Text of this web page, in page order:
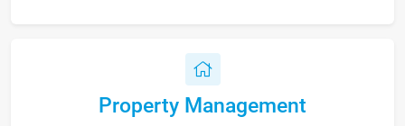
Property Management